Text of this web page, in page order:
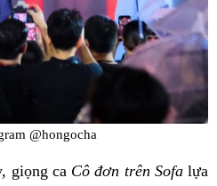
@hongocha
giọng ca Cô đơn trên Sofalựa